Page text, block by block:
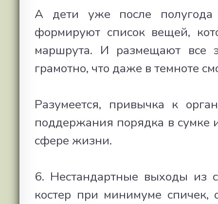
А дети уже после полугода
формируют список вещей,
маршрута. И размещают все
грамотно, что даже в темноте
Разумеется, привычка к
поддержания порядка в сумке
сфере жизни.
6. Нестандартные выходы из
костер при минимуме спичек,